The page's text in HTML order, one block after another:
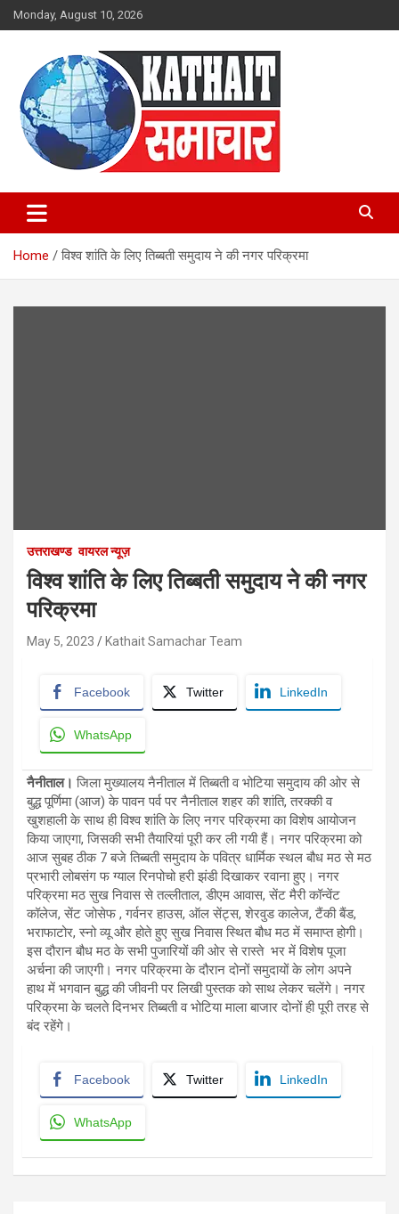
Skip
to
Monday, August 10, 2026
Kathait Samachar – Latest
Uttarakhand News in Hindi,
Uttarakhand News Headlines
Home विश्व शांति के लिए तिब्बती समुदाय ने की नगर परिक्रमा
उत्तराखण्ड वायरल न्यूज़
विश्व शांति के लिए तिब्बती समुदाय ने की नगर
परिक्रमा
May 5, 2023 Kathait Samachar Team
Facebook Twitter LinkedIn
WhatsApp
नैनीताल। जिला मुख्यालय नैनीताल में तिब्बती व भोटिया समुदाय की ओर से
बुद्ध पूर्णिमा (आज) के पावन पर्व पर नैनीताल शहर की शांति, तरक्की व
खुशहाली के साथ ही विश्व शांति के लिए नगर परिक्रमा का विशेष आयोजन
किया जाएगा, जिसकी सभी तैयारियां पूरी कर ली गयी हैं। नगर परिक्रमा को
आज सुबह ठीक 7 बजे तिब्बती समुदाय के पवित्र धार्मिक स्थल बौध मठ से मठ
प्रभारी लोबसंग फ ग्याल रिनपोचो हरी झंडी दिखाकर रवाना हुए। नगर
परिक्रमा मठ सुख निवास से तल्लीताल, डीएम आवास, सेंट मैरी कॉन्वेंट
कॉलेज, सेंट जोसेफ , गर्वनर हाउस, ऑल सेंट्स, शेरवुड कालेज, टैंकी बैंड,
भराफाटोर, स्नो व्यू और होते हुए सुख निवास स्थित बौध मठ में समाप्त होगी।
इस दौरान बौध मठ के सभी पुजारियों की ओर से रास्ते भर में विशेष पूजा
अर्चना की जाएगी। नगर परिक्रमा के दौरान दोनों समुदायों के लोग अपने
हाथ में भगवान बुद्ध की जीवनी पर लिखी पुस्तक को साथ लेकर चलेंगे। नगर
परिक्रमा के चलते दिनभर तिब्बती व भोटिया माला बाजार दोनों ही पूरी तरह से
बंद रहेंगे।
Facebook Twitter LinkedIn
WhatsApp